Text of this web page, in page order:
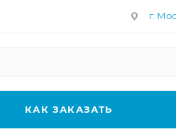
г.
КАК ЗАКАЗАТЬ